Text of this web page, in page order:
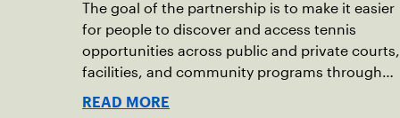
The goal of the partnership is to make it easier
for people to discover and access tennis
opportunities across public and private courts,
facilities, and community programs through
one connected network.
READ MORE